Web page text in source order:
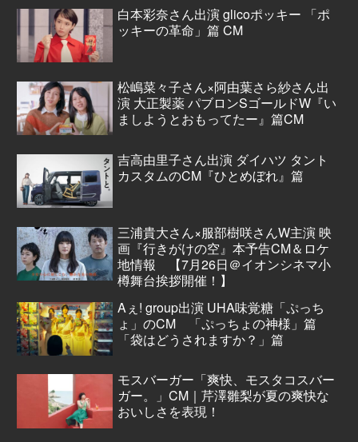
白本彩奈さん出演 glicoポッキー 「ポ
ッキーの革命」篇 CM
松嶋菜々子さん×阿由葉さら紗さん出
演 大正製薬 パブロンSゴールドW『い
ましようとおもってたー』篇CM
吉高由里子さん出演 ダイハツ タント
カスタムのCM『ひとめぼれ』篇
三浦貴大さん×服部樹咲さんW主演 映
画『行きがけの空』本予告CM＆ロケ
地情報 【7月26日＠イオンシネマ小
樽舞台挨拶開催！】
Aぇ! group出演 UHA味覚糖「ぷっち
ょ」のCM 「ぷっちょの神様」篇
「袋はどうされますか？」篇
モスバーガー「爽快、モスタコスバー
ガー。」CM｜芹澤雛梨が夏の爽快な
おいしさを表現！